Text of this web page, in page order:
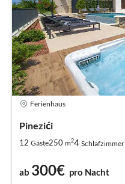
Ferienhaus
Pinezići
12 Gäste250 m24 Schlafzimmer
ab 300€ pro Nacht